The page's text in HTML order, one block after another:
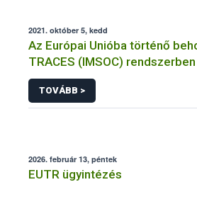
2021. október 5, kedd
Az Európai Unióba történő
TRACES (IMSOC)
Egészségügyi Beléptetési
(angolul: CHEDD) használata
TOVÁBB >
2026. február 13, péntek
EUTR ügyintézés